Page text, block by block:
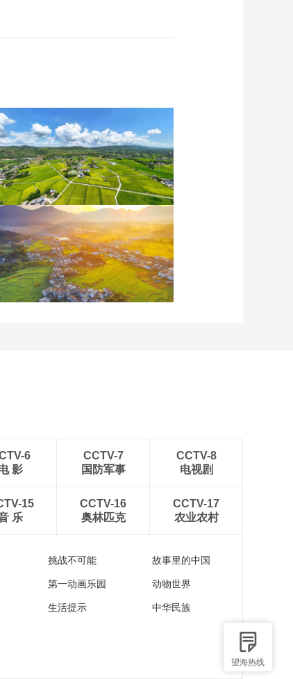
望海热线
重庆梁平：优质水稻丰收
在望
6
影
CCTV-7
国防军事
CCTV-8
电视剧
15
乐
CCTV-16
奥林匹克
CCTV-17
农业农村
挑战不可能 故事里的中国
第一动画乐园 动物世界
生活提示 中华民族